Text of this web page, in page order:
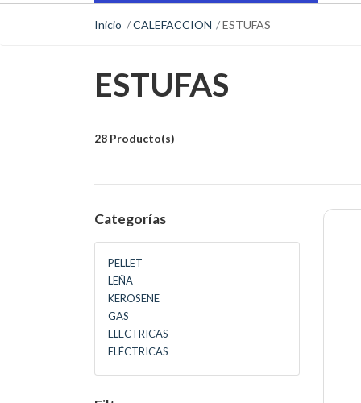
Inicio CALEFACCION ESTUFAS
ESTUFAS
28 Producto(s)
Categorías
PELLET
LEÑA
KEROSENE
GAS
ELECTRICAS
ELÉCTRICAS